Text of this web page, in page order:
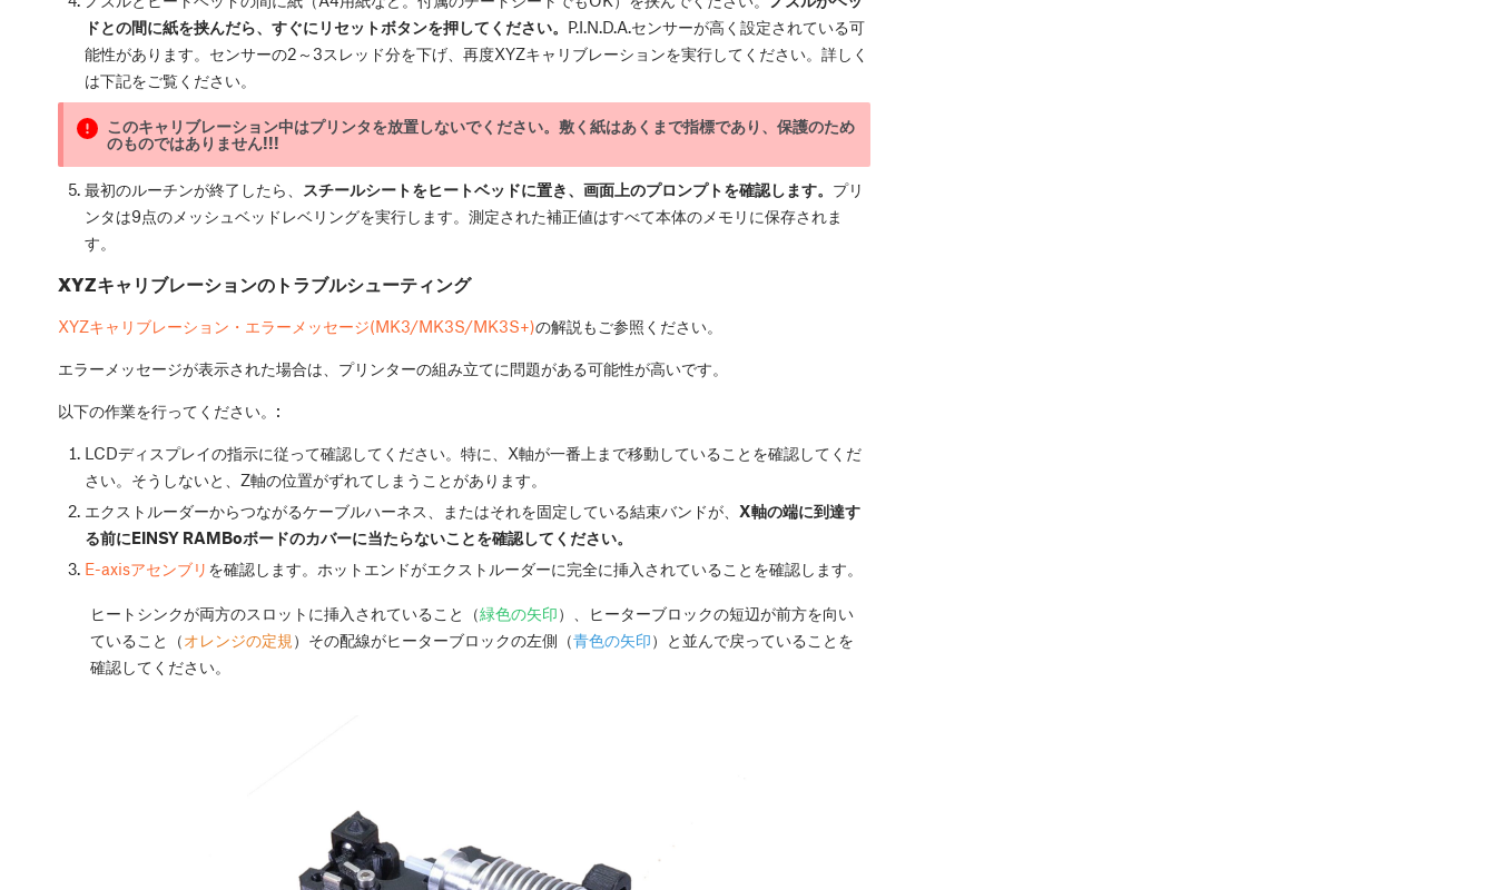
ドとの間に紙を挟んだら、すぐにリセットボタンを押してください。 P.I.N.D.A.センサーが高く設定されている可
能性があります。センサーの2～3スレッド分を下げ、再度XYZキャリブレーションを実行してください。詳しく
は下記をご覧ください。
このキャリブレーション中はプリンタを放置しないでください。敷く紙はあくまで指標であり、保護のため
のものではありません!!!
最初のルーチンが終了したら、 スチールシートをヒートベッドに置き、画面上のプロンプトを確認します。 プリ
ンタは9点のメッシュベッドレベリングを実行します。測定された補正値はすべて本体のメモリに保存されま
す。
XYZキャリブレーションのトラブルシューティング
XYZキャリブレーション・エラーメッセージ(MK3/MK3S/MK3S+)の解説もご参照ください。
エラーメッセージが表示された場合は、プリンターの組み立てに問題がある可能性が高いです。
以下の作業を行ってください。:
LCDディスプレイの指示に従って確認してください。特に、X軸が一番上まで移動していることを確認してくだ
さい。そうしないと、Z軸の位置がずれてしまうことがあります。
エクストルーダーからつながるケーブルハーネス、またはそれを固定している結束バンドが、 X軸の端に到達す
る前にEINSY RAMBoボードのカバーに当たらないことを確認してください。
E-axisアセンブリ を確認します。ホットエンドがエクストルーダーに完全に挿入されていることを確認します。
ヒートシンクが両方のスロットに挿入されていること（緑色の矢印）、ヒーターブロックの短辺が前方を向い
ていること（オレンジの定規 ）その配線がヒーターブロックの左側（青色の矢印）と並んで戻っていることを
確認してください。